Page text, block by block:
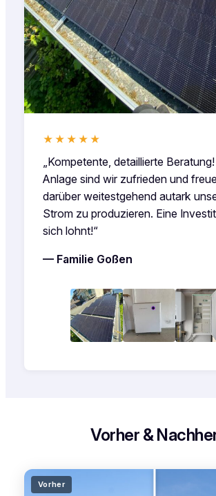
★★★★★
„Kompetente, detaillierte
Anlage sind wir zufrieden und
darüber weitestgehend autark
Strom zu produzieren. Eine
sich lohnt!“
— Familie Goßen
Vorher &
Vorher